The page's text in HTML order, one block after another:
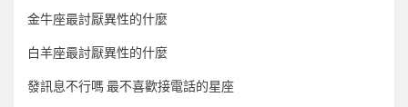
金牛座最討厭異性的什麼
白羊座最討厭異性的什麼
發訊息不行嗎 最不喜歡接電話的星座